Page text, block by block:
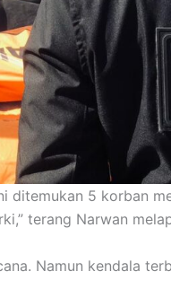
ditemukan 5 korban
terang Narwan
Namun kendala